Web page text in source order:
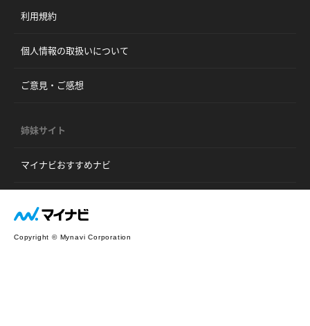
利用規約
個人情報の取扱いについて
ご意見・ご感想
姉妹サイト
マイナビおすすめナビ
Copyright © Mynavi Corporation